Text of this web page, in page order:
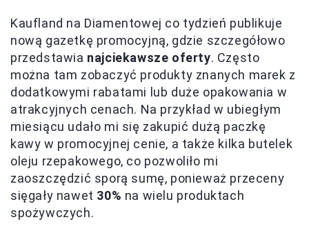
Kaufland na Diamentowej co tydzień publikuje
nową gazetkę promocyjną, gdzie szczegółowo
przedstawia najciekawsze oferty. Często
można tam zobaczyć produkty znanych marek z
dodatkowymi rabatami lub duże opakowania w
atrakcyjnych cenach. Na przykład w ubiegłym
miesiącu udało mi się zakupić dużą paczkę
kawy w promocyjnej cenie, a także kilka butelek
oleju rzepakowego, co pozwoliło mi
zaoszczędzić sporą sumę, ponieważ przeceny
sięgały nawet 30% na wielu produktach
spożywczych.